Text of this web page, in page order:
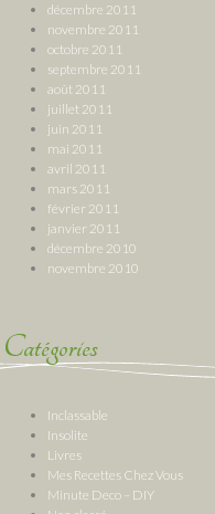
décembre 2011
novembre 2011
octobre 2011
septembre 2011
août 2011
juillet 2011
juin 2011
mai 2011
avril 2011
mars 2011
février 2011
janvier 2011
décembre 2010
novembre 2010
Catégories
Inclassable
Insolite
Livres
Mes Recettes Chez Vous
Minute Deco – DIY